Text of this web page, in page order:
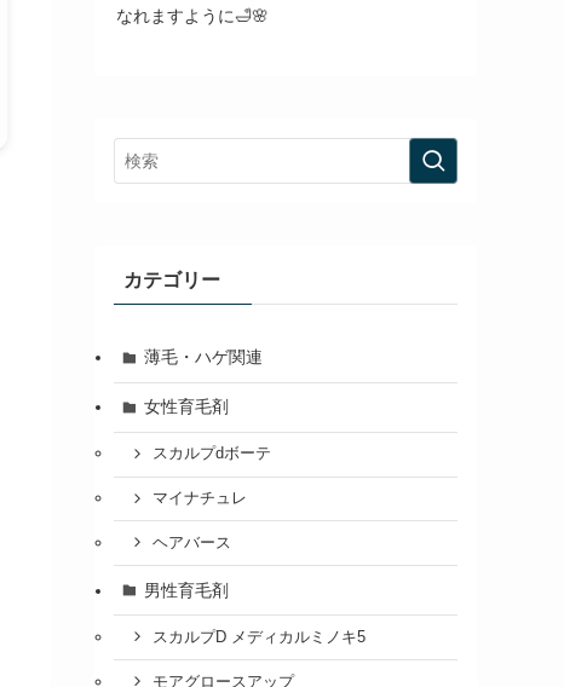
なれますように🛁🌸
カテゴリー
薄毛・ハゲ関連
女性育毛剤
スカルプdボーテ
マイナチュレ
ヘアバース
男性育毛剤
スカルプD メディカルミノキ5
モアグロースアップ